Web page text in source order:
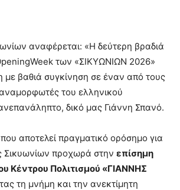
αναφέρεται: «Η δεύτερη βραδιά
των «ΣΙΚΥΩΝΙΩΝ 2026»
με βαθιά συγκίνηση σε έναν από τους
του ελληνικού
δικό μας Γιάννη Σπανό.
αποτελεί πραγματικό ορόσημο για
Σικυωνίων προχωρά στην επίσημη
Κέντρου Πολιτισμού «ΓΙΑΝΝΗΣ
τη μνήμη και την ανεκτίμητη